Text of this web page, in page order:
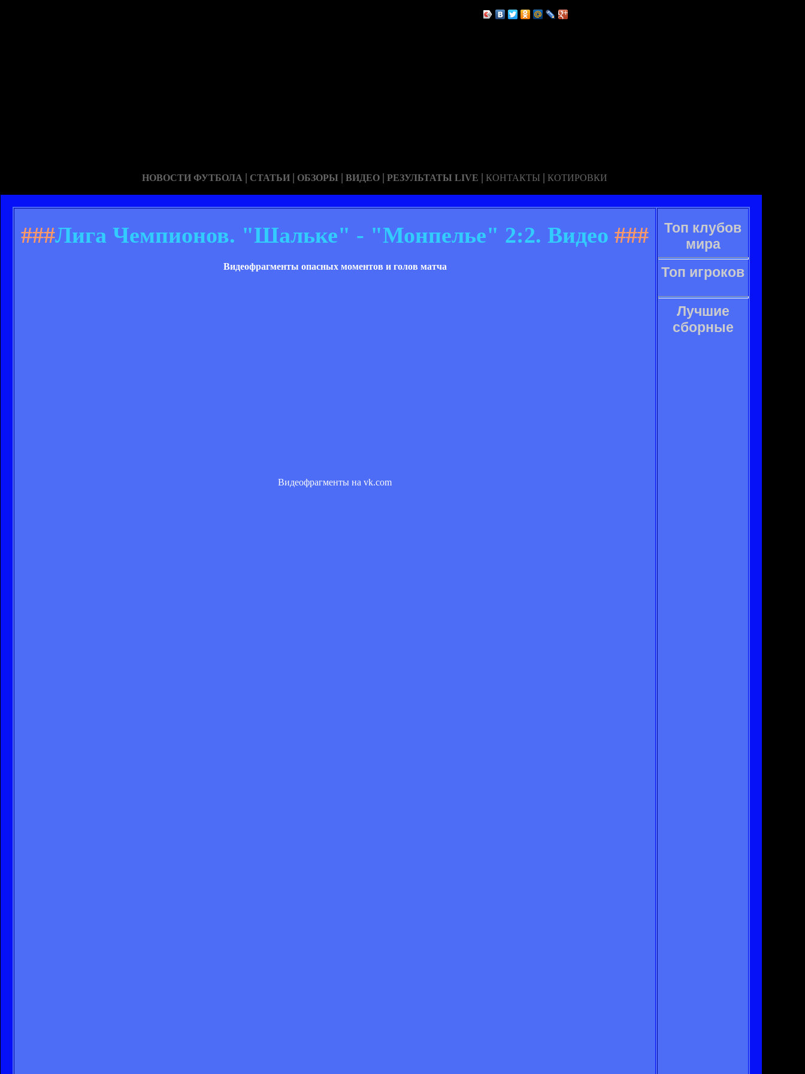
НОВОСТИ ФУТБОЛА | СТАТЬИ | ОБЗОРЫ | ВИДЕО | РЕЗУЛЬТАТЫ LIVE | КОНТАКТЫ | КОТИРОВКИ
###Лига Чемпионов. "Шальке" - "Монпелье" 2:2. Видео ###
Видеофрагменты опасных моментов и голов матча
Видеофрагменты на vk.com
Топ клубов
мира
Топ игроков
Лучшие
сборные